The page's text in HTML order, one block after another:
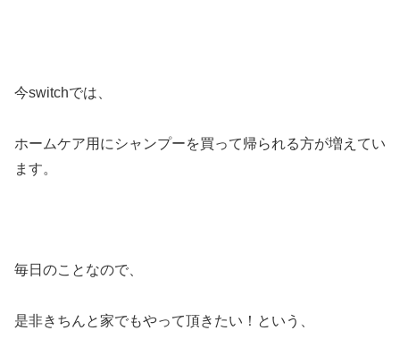
今switchでは、
ホームケア用にシャンプーを買って帰られる方が増えてい
ます。
毎日のことなので、
是非きちんと家でもやって頂きたい！という、